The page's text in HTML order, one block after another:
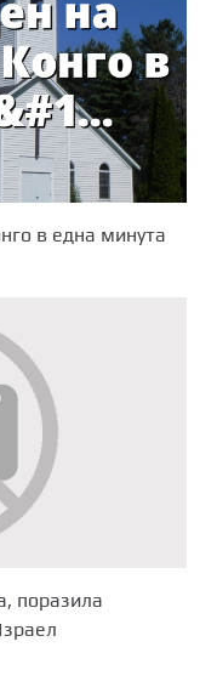
в една минута
поразила